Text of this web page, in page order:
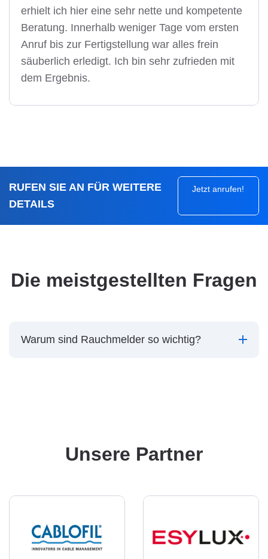
erhielt ich hier eine sehr nette und kompetente
Beratung. Innerhalb weniger Tage vom ersten
Anruf bis zur Fertigstellung war alles frein
säuberlich erledigt. Ich bin sehr zufrieden mit
dem Ergebnis.
RUFEN SIE AN FÜR WEITERE
DETAILS
Jetzt anrufen!
Die meistgestellten Fragen
Warum sind Rauchmelder so wichtig?
Unsere Partner